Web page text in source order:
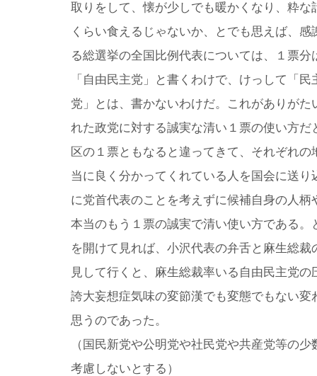
取りをして、懐が少しでも暖かくなり、粋な
くらい食えるじゃないか、とでも思えば、
る総選挙の全国比例代表については、１票分
「自由民主党」と書くわけで、けっして「
党」とは、書かないわけだ。これがありがた
れた政党に対する誠実な清い１票の使い方だ
区の１票ともなると違ってきて、それぞれの
当に良く分かってくれている人を国会に送り
に党首代表のことを考えずに候補自身の人柄
本当のもう１票の誠実で清い使い方である。
を開けて見れば、小沢代表の弁舌と麻生総裁
見して行くと、麻生総裁率いる自由民主党
誇大妄想症気味の変節漢でも変態でもない変
思うのであった。
（国民新党や公明党や社民党や共産党等の
考慮しないとする）